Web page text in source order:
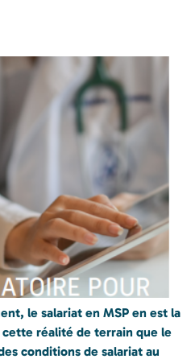
le salariat en MSP en est la
cette réalité de terrain que le
conditions de salariat au